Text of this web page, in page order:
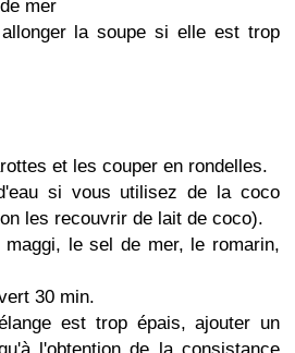
mer
la soupe si elle est trop
et les couper en rondelles.
si vous utilisez de la coco
les recouvrir de lait de coco).
le sel de mer, le romarin,
30 min.
est trop épais, ajouter un
l'obtention de la consistance